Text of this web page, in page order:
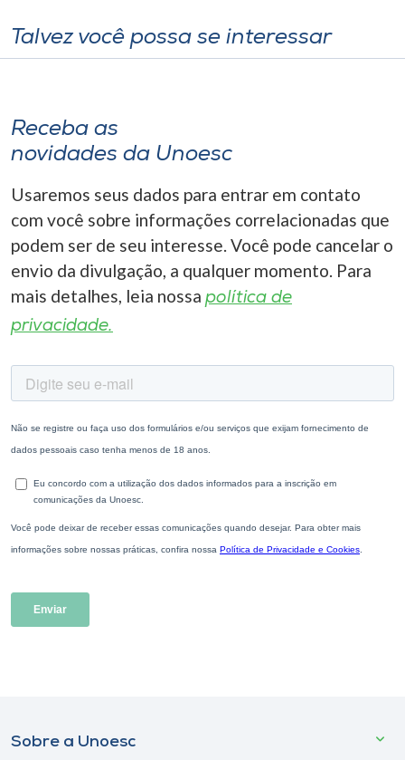
Talvez você possa se interessar
Receba as
novidades da Unoesc
Usaremos seus dados para entrar em contato
com você sobre informações correlacionadas que
podem ser de seu interesse. Você pode cancelar o
envio da divulgação, a qualquer momento. Para
mais detalhes, leia nossa política de
privacidade.
Sobre a Unoesc